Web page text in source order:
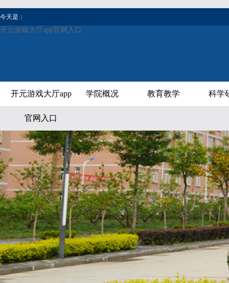
今天是：
开元游戏大厅app官网入口
开元游戏大厅app
官网入口
学院概况 教育教学 科学